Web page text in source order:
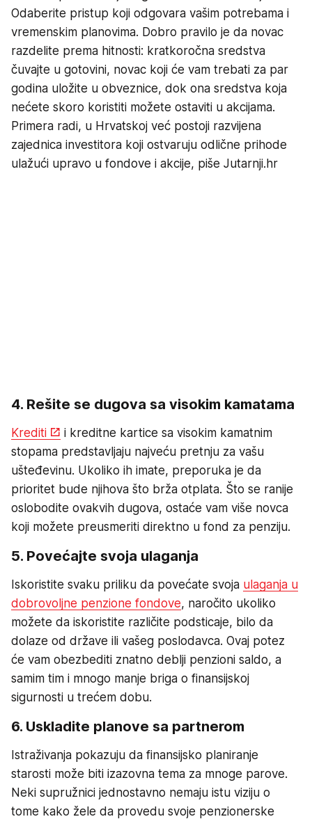
Odaberite pristup koji odgovara vašim potrebama i
vremenskim planovima. Dobro pravilo je da novac
razdelite prema hitnosti: kratkoročna sredstva
čuvajte u gotovini, novac koji će vam trebati za par
godina uložite u obveznice, dok ona sredstva koja
nećete skoro koristiti možete ostaviti u akcijama.
Primera radi, u Hrvatskoj već postoji razvijena
zajednica investitora koji ostvaruju odlične prihode
ulažući upravo u fondove i akcije, piše Jutarnji.hr
4. Rešite se dugova sa visokim kamatama
Krediti
i kreditne kartice sa visokim kamatnim
stopama predstavljaju najveću pretnju za vašu
ušteđevinu. Ukoliko ih imate, preporuka je da
prioritet bude njihova što brža otplata. Što se ranije
oslobodite ovakvih dugova, ostaće vam više novca
koji možete preusmeriti direktno u fond za penziju.
5. Povećajte svoja ulaganja
Iskoristite svaku priliku da povećate svoja ulaganja u
dobrovoljne penzione fondove, naročito ukoliko
možete da iskoristite različite podsticaje, bilo da
dolaze od države ili vašeg poslodavca. Ovaj potez
će vam obezbediti znatno deblji penzioni saldo, a
samim tim i mnogo manje briga o finansijskoj
sigurnosti u trećem dobu.
6. Uskladite planove sa partnerom
Istraživanja pokazuju da finansijsko planiranje
starosti može biti izazovna tema za mnoge parove.
Neki supružnici jednostavno nemaju istu viziju o
tome kako žele da provedu svoje penzionerske